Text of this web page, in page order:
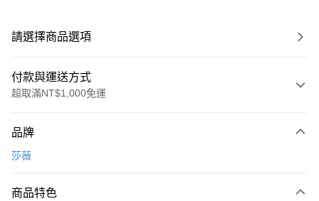
請選擇商品選項
付款與運送方式
超取滿NT$1,000免運
信用卡一次付款
LINE Pay
品牌
莎薇
商品特色